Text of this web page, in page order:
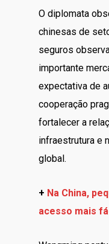
O diplomata
chinesas de
seguros
importante
expectativa de
cooperação
fortalecer a
infraestrutura e
global.
+ Na China,
acesso mais